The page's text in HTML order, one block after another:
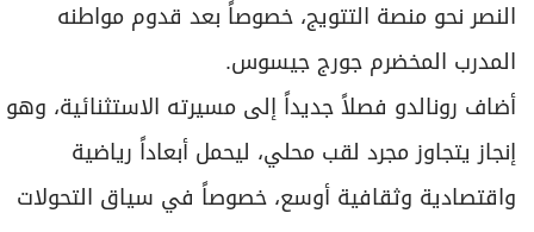
واقتصادية وثقافية أوسع، خصوصاً في سياق التحولات
الكبيرة التي تشهدها السعودية.
ورغم نجاح هذا الموسم، لم تخلُ الأجواء من "الدراما".
غاب رونالدو فجأة عن النصر لثلاث مباريات في منتصف
الموسم، إذ "أضرب" معترضا على تعاقدات ناديه في